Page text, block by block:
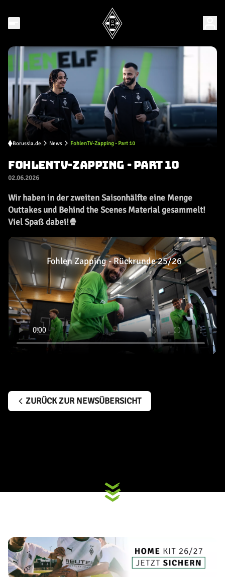
Borussia.de News FohlenTV-Zapping - Part 10
FOHLENTV-ZAPPING - PART 10
02.06.2026
Wir haben in der zweiten Saisonhälfte eine Menge
Outtakes und Behind the Scenes Material gesammelt!
Viel Spaß dabei!🍿
Fohlen Zapping - Rückrunde 25/26
ZURÜCK ZUR NEWSÜBERSICHT